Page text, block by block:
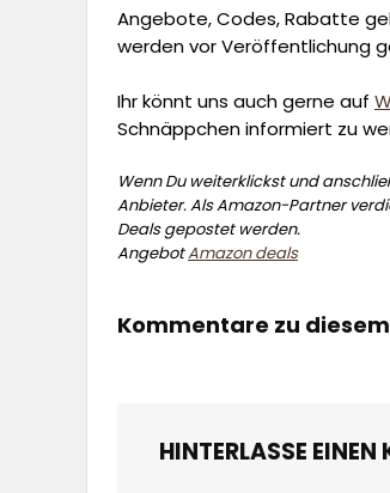
Angebote, Codes, Rabatte
werden vor Veröffentlichung
Ihr könnt uns auch gerne auf
Schnäppchen informiert zu
Wenn Du weiterklickst und
Anbieter. Als Amazon-Partner
Deals gepostet werden.
AngebotAmazon deals
Kommentare zu
HINTERLASSE